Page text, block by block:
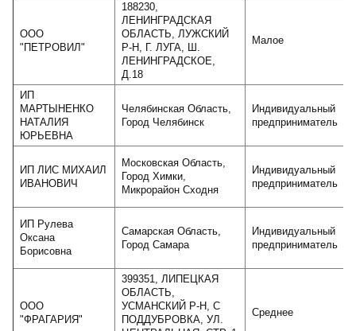
ООО
"ПЕТРОВИЛ"
188230,
ЛЕНИНГРАДСКАЯ
ОБЛАСТЬ, ЛУЖСКИЙ
Р-Н, Г. ЛУГА, Ш.
ЛЕНИНГРАДСКОЕ,
Д.18
Малое
ИП
МАРТЫНЕНКО
НАТАЛИЯ
ЮРЬЕВНА
Челябинская Область,
Город Челябинск
Индивидуальный
предприниматель
ИП ЛИС МИХАИЛ
ИВАНОВИЧ
Московская Область,
Город Химки,
Микрорайон Сходня
Индивидуальный
предприниматель
ИП Рулева
Оксана
Борисовна
Самарская Область,
Город Самара
Индивидуальный
предприниматель
ООО
"ФРАГАРИЯ"
399351, ЛИПЕЦКАЯ
ОБЛАСТЬ,
УСМАНСКИЙ Р-Н, С
ПОДДУБРОВКА, УЛ.
Среднее